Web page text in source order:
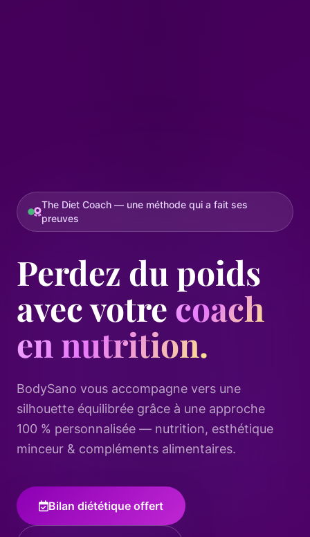
The Diet Coach — une méthode qui a fait ses
preuves
Perdez du poids
avec votre coach
en nutrition.
BodySano vous accompagne vers une
silhouette équilibrée grâce à une approche
100 % personnalisée — nutrition, esthétique
minceur & compléments alimentaires.
Bilan diététique offert